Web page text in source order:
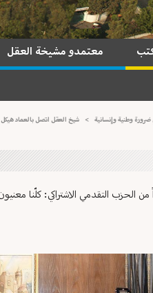
معتمدو مشيخة العقل
وطنية وإنسانية> شيخ العقل اتصل بالعماد هيكل
التقدمي الاشتراكي: كلّنا